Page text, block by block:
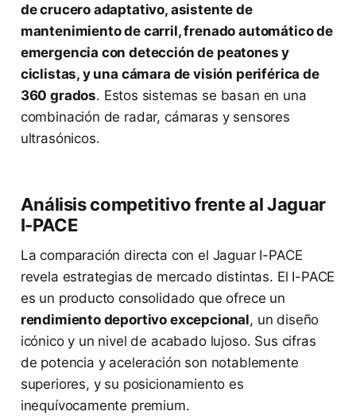
de crucero adaptativo, asistente de
mantenimiento de carril, frenado automático de
emergencia con detección de peatones y
ciclistas, y una cámara de visión periférica de
360 grados. Estos sistemas se basan en una
combinación de radar, cámaras y sensores
ultrasónicos.
Análisis competitivo frente al Jaguar
I-PACE
La comparación directa con el Jaguar I-PACE
revela estrategias de mercado distintas. El I-PACE
es un producto consolidado que ofrece un
rendimiento deportivo excepcional, un diseño
icónico y un nivel de acabado lujoso. Sus cifras
de potencia y aceleración son notablemente
superiores, y su posicionamiento es
inequívocamente premium.